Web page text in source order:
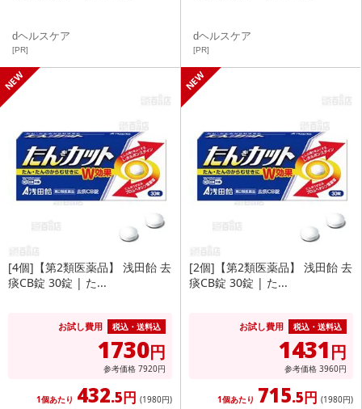
dヘルスケア
[PR]
dヘルスケア
[PR]
[4個]【第2類医薬品】 浅田飴 去
痰CB錠 30錠 | た...
お試し費用 税込・送料込
1730円
参考価格 7920円
1個あたり 432.5円 (1980円)
[2個]【第2類医薬品】 浅田飴 去
痰CB錠 30錠 | た...
お試し費用 税込・送料込
1431円
参考価格 3960円
1個あたり 715.5円 (1980円)